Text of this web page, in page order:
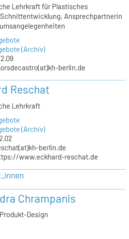
Lehrkraft für Plastisches
Ansprechpartnerin
(Archiv)
berlin.de
Reschat
Lehrkraft
(Archiv)
berlin.de
www.eckhard-reschat.de
Chrampanis
Design